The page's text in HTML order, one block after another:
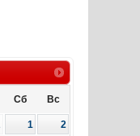
Сб Вс
1
2